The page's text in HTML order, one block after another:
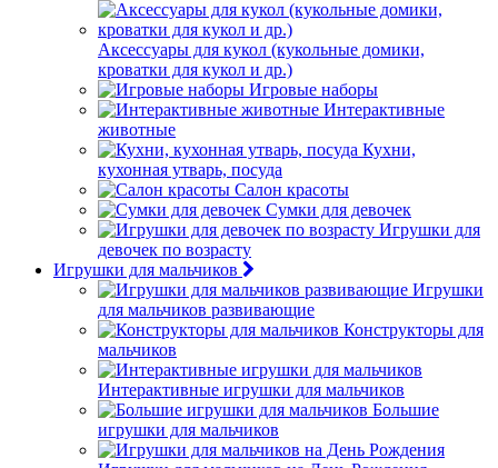
Аксессуары для кукол (кукольные домики,
кроватки для кукол и др.)
Игровые наборы
Интерактивные
животные
Кухни,
кухонная утварь, посуда
Салон красоты
Сумки для девочек
Игрушки для
девочек по возрасту
Игрушки для мальчиков
Игрушки
для мальчиков развивающие
Конструкторы для
мальчиков
Интерактивные игрушки для мальчиков
Большие
игрушки для мальчиков